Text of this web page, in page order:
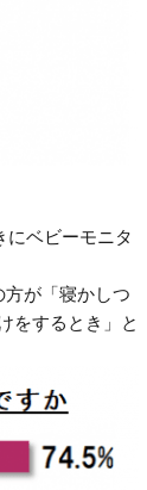
にベビーモニタ
が「寝かしつ
をするとき」と